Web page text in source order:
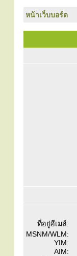
หน้าเว็บบอร์ด
ที่อยู่อีเมล์:
MSNM/WLM:
YIM:
AIM: